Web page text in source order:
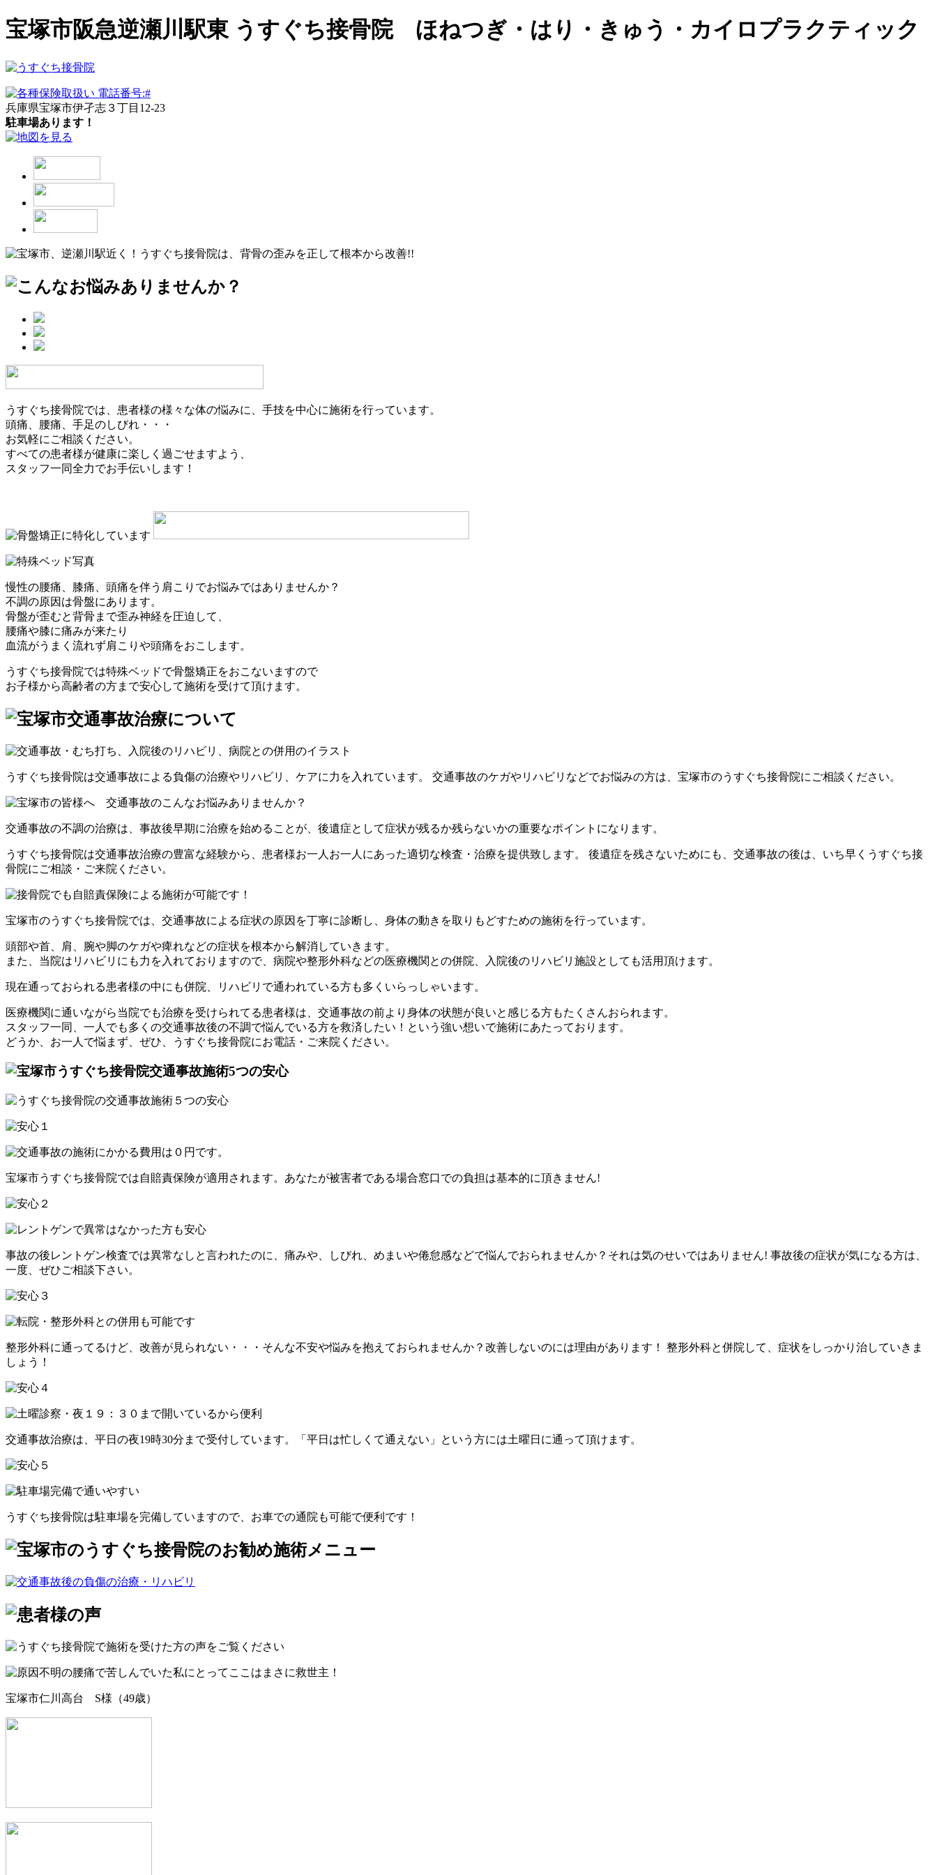
宝塚市阪急逆瀬川駅東 うすぐち接骨院 ほねつぎ・はり・きゅう・カイロプラクティック
兵庫県宝塚市伊孑志３丁目12-23
駐車場あります！
うすぐち接骨院では、患者様の様々な体の悩みに、手技を中心に施術を行っています。
頭痛、腰痛、手足のしびれ・・・
お気軽にご相談ください。
すべての患者様が健康に楽しく過ごせますよう、
スタッフ一同全力でお手伝いします！
慢性の腰痛、膝痛、頭痛を伴う肩こりでお悩みではありませんか？
不調の原因は骨盤にあります。
骨盤が歪むと背骨まで歪み神経を圧迫して、
腰痛や膝に痛みが来たり
血流がうまく流れず肩こりや頭痛をおこします。
うすぐち接骨院では特殊ベッドで骨盤矯正をおこないますので
お子様から高齢者の方まで安心して施術を受けて頂けます。
うすぐち接骨院は交通事故による負傷の治療やリハビリ、ケアに力を入れています。 交通事故のケガやリハビリなどでお悩みの方は、宝塚市のうすぐち接骨院にご相談ください。
交通事故の不調の治療は、事故後早期に治療を始めることが、後遺症として症状が残るか残らないかの重要なポイントになります。
うすぐち接骨院は交通事故治療の豊富な経験から、患者様お一人お一人にあった適切な検査・治療を提供致します。 後遺症を残さないためにも、交通事故の後は、いち早くうすぐち接
骨院にご相談・ご来院ください。
宝塚市のうすぐち接骨院では、交通事故による症状の原因を丁寧に診断し、身体の動きを取りもどすための施術を行っています。
頭部や首、肩、腕や脚のケガや痺れなどの症状を根本から解消していきます。
また、当院はリハビリにも力を入れておりますので、病院や整形外科などの医療機関との併院、入院後のリハビリ施設としても活用頂けます。
現在通っておられる患者様の中にも併院、リハビリで通われている方も多くいらっしゃいます。
医療機関に通いながら当院でも治療を受けられてる患者様は、交通事故の前より身体の状態が良いと感じる方もたくさんおられます。
スタッフ一同、一人でも多くの交通事故後の不調で悩んでいる方を救済したい！という強い想いで施術にあたっております。
どうか、お一人で悩まず、ぜひ、うすぐち接骨院にお電話・ご来院ください。
宝塚市うすぐち接骨院では自賠責保険が適用されます。あなたが被害者である場合窓口での負担は基本的に頂きません!
事故の後レントゲン検査では異常なしと言われたのに、痛みや、しびれ、めまいや倦怠感などで悩んでおられませんか？それは気のせいではありません! 事故後の症状が気になる方は、
一度、ぜひご相談下さい。
整形外科に通ってるけど、改善が見られない・・・そんな不安や悩みを抱えておられませんか？改善しないのには理由があります！ 整形外科と併院して、症状をしっかり治していきま
しょう！
交通事故治療は、平日の夜19時30分まで受付しています。「平日は忙しくて通えない」という方には土曜日に通って頂けます。
うすぐち接骨院は駐車場を完備していますので、お車での通院も可能で便利です！
宝塚市仁川高台 S様（49歳）